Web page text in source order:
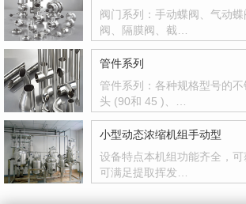
阀门系列：手动蝶阀、气动
阀、隔膜阀、截…
管件系列
管件系列：各种规格型号的
头 (90和 45 )、…
小型动态浓缩机组手动型
设备特点本机组功能齐全，可
可满足提取挥发…